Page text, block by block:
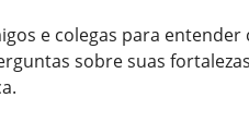
e colegas para
sobre suas